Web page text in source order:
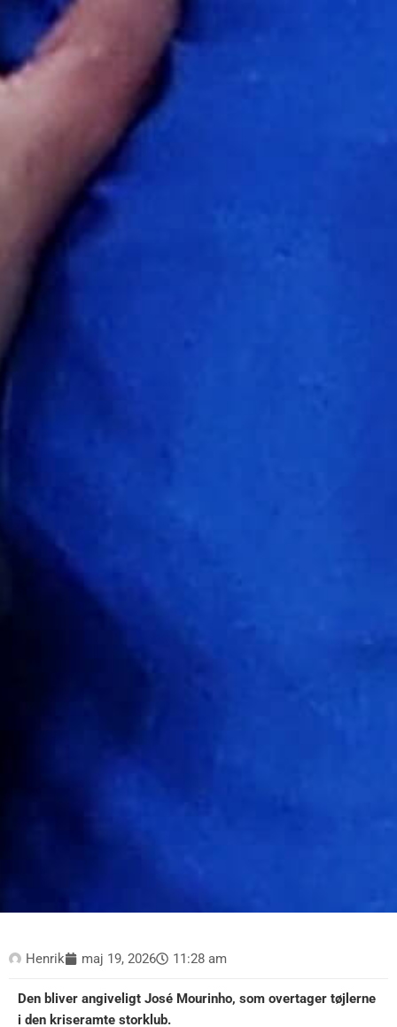
Henrik maj 19, 2026 11:28 am
Den bliver angiveligt José Mourinho, som overtager tøjlerne
i den kriseramte storklub.